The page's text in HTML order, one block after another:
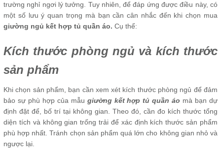
trường nghỉ ngơi lý tưởng. Tuy nhiên, để đáp ứng được điều này, có
một số lưu ý quan trọng mà bạn cần cân nhắc đến khi chọn mua
giường ngủ kết hợp tủ quần áo. Cụ thể:
Kích thước phòng ngủ và kích thước
sản phẩm
Khi chọn sản phẩm, bạn cần xem xét kích thước phòng ngủ để đảm
bảo sự phù hợp của mẫu giường kết hợp tủ quần áo mà bạn dự
định đặt để, bố trí tại không gian. Theo đó, cần đo kích thước tổng
diện tích và không gian trống trải để xác định kích thước sản phẩm
phù hợp nhất. Tránh chọn sản phẩm quá lớn cho không gian nhỏ và
ngược lại.